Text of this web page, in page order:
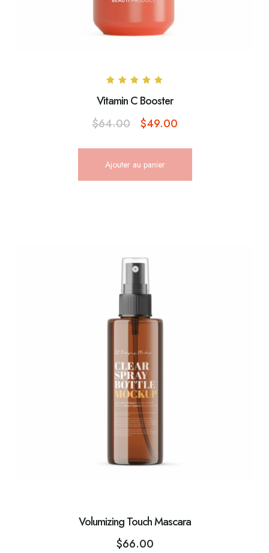
5.00
sur 5
Vitamin C Booster
$64.00 $49.00
Ajouter au panier
Volumizing Touch Mascara
$66.00